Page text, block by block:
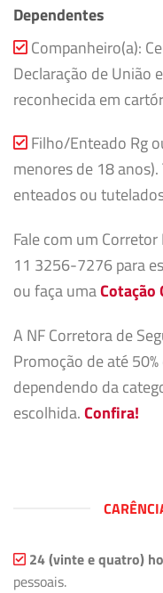
Dependentes
Companheiro(a):
Declaração de União
reconhecida em
Filho/Enteado Rg
menores de 18
enteados ou
Fale com um
11 3256-7276 para
ou faça umaCotação
A NF Corretora de
Promoção de até
dependendo da
escolhida.Confira!
24 (vinte e quatro)
pessoais.